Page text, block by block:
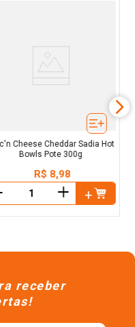
Cheese Cheddar Sadia Hot
Bowls Pote 300g
R$ 8,98
＋
receber